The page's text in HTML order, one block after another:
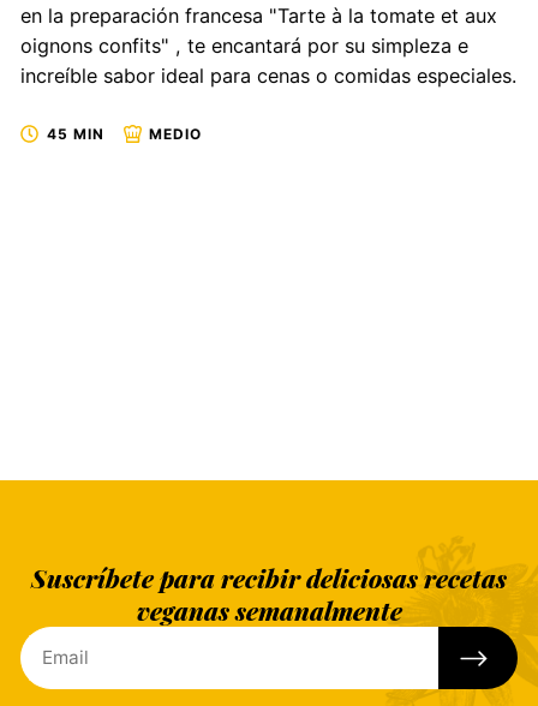
en la preparación francesa "Tarte à la tomate et aux
oignons confits" , te encantará por su simpleza e
increíble sabor ideal para cenas o comidas especiales.
45 MIN MEDIO
Suscríbete para recibir deliciosas recetas
veganas semanalmente